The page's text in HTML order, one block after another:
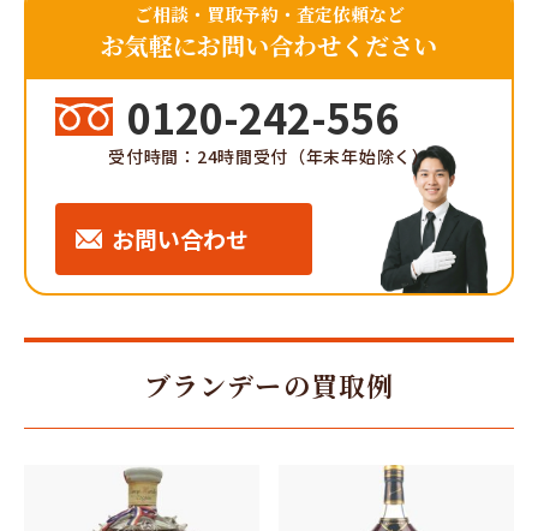
ご相談・買取予約・査定依頼など
お気軽にお問い合わせください
0120-242-556
受付時間：24時間受付（年末年始除く）
お問い合わせ
ブランデーの買取例